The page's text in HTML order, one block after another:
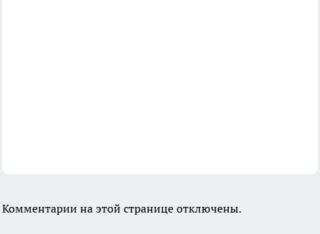
Комментарии на этой странице отключены.